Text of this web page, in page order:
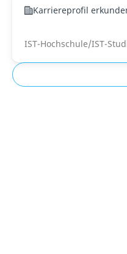
Karriereprofil
IST-Hochschule/IST-